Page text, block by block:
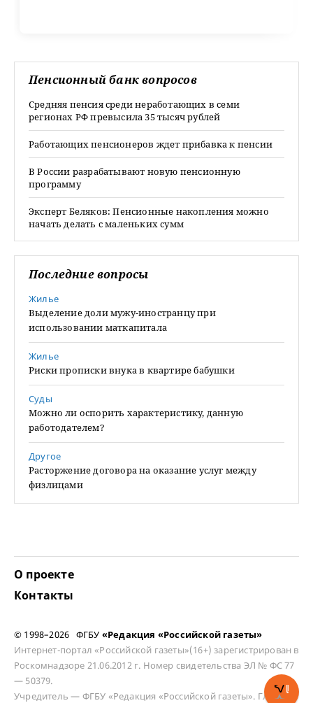
Пенсионный банк вопросов
Средняя пенсия среди неработающих в семи
регионах РФ превысила 35 тысяч рублей
Работающих пенсионеров ждет прибавка к пенсии
В России разрабатывают новую пенсионную
программу
Эксперт Беляков: Пенсионные накопления можно
начать делать с маленьких сумм
Последние вопросы
Жилье
Выделение доли мужу-иностранцу при
использовании маткапитала
Жилье
Риски прописки внука в квартире бабушки
Суды
Можно ли оспорить характеристику, данную
работодателем?
Другое
Расторжение договора на оказание услуг между
физлицами
О проекте
Контакты
© 1998–2026 ФГБУ «Редакция «Российской газеты»
Интернет-портал «Российской газеты»(16+) зарегистрирован в
Роскомнадзоре 21.06.2012 г. Номер свидетельства ЭЛ № ФС 77
— 50379.
Учредитель — ФГБУ «Редакция «Российской газеты». Главный